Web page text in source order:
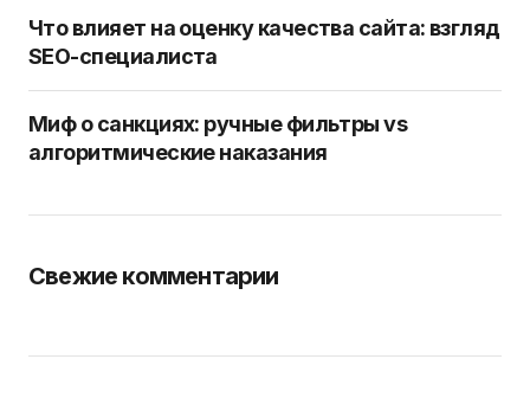
Что влияет на оценку качества сайта: взгляд
SEO-специалиста
Миф о санкциях: ручные фильтры vs
алгоритмические наказания
Свежие комментарии